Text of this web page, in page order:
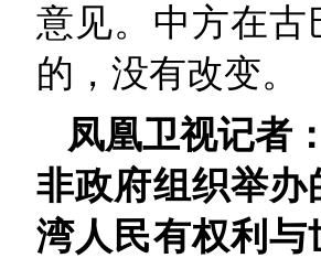
意见。中方在
的，没有改变。
凤凰卫视记者
非政府组织举办
湾人民有权利